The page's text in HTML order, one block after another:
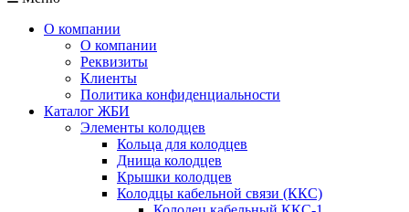
О компании
О компании
Реквизиты
Клиенты
Политика конфиденциальности
Каталог ЖБИ
Элементы колодцев
Кольца для колодцев
Днища колодцев
Крышки колодцев
Колодцы кабельной связи (ККС)